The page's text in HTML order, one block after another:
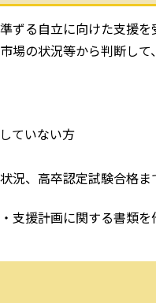
ずる自立に向けた支援を
場の状況等から判断し
ていない方
、高卒認定試験合格ま
援計画に関する書類を